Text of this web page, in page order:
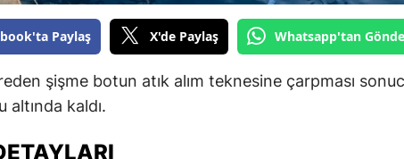
Bursa
Paylaş X'de Paylaş Whatsapp'tan
şişme botun atık alım teknesine çarpması
altında kaldı.